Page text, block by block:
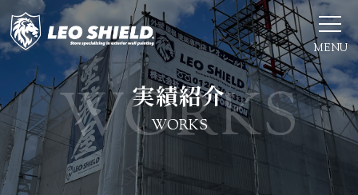
MENU
実績紹介
WORKS